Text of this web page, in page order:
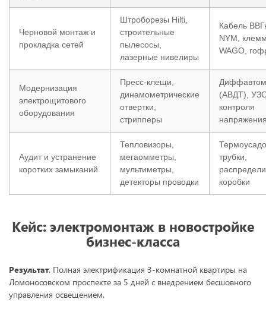
Черновой монтаж и
прокладка сетей
Штроборезы Hilti,
строительные
пылесосы,
лазерные нивелиры
Кабель
NYM,
WAGO,
Модернизация
электрощитового
оборудования
Пресс-клещи,
динамометрические
отвертки,
стрипперы
(АВДТ),
контроля
Аудит и устранение
коротких замыканий
Тепловизоры,
мегаомметры,
мультиметры,
детекторы проводки
трубки,
коробки
Кейс: электромонтаж в новостройке
бизнес-класса
Результат. Полная электрификация 3-комнатной квартиры на
Ломоносовском проспекте за 5 дней с внедрением бесшовного
управления освещением.